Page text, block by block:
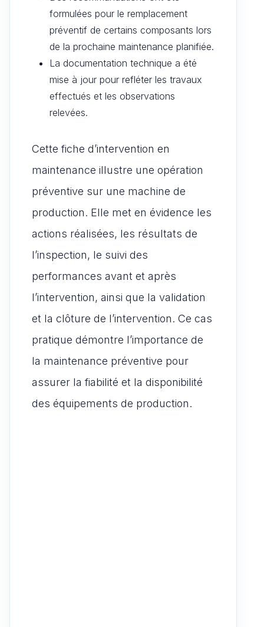
formulées pour le remplacement
préventif de certains composants lors
de la prochaine maintenance planifiée.
La documentation technique a été
mise à jour pour refléter les travaux
effectués et les observations
relevées.
Cette fiche d’intervention en
maintenance illustre une opération
préventive sur une machine de
production. Elle met en évidence les
actions réalisées, les résultats de
l’inspection, le suivi des
performances avant et après
l’intervention, ainsi que la validation
et la clôture de l’intervention. Ce cas
pratique démontre l’importance de
la maintenance préventive pour
assurer la fiabilité et la disponibilité
des équipements de production.